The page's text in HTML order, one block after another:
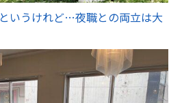
いうけれど…夜職との両立は大